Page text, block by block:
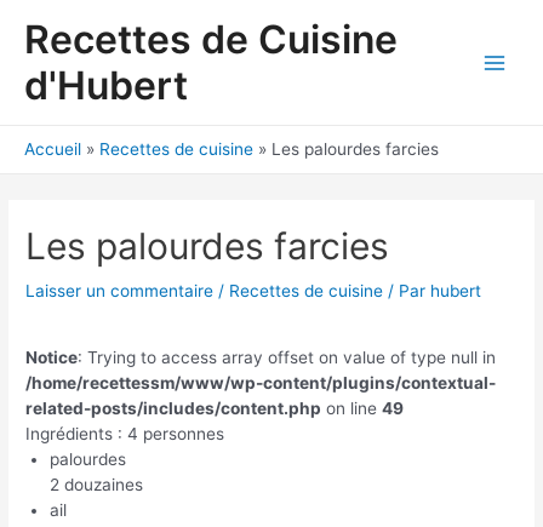
Recettes de Cuisine
d'Hubert
Accueil Recettes de cuisine Les palourdes farcies
Les palourdes farcies
Laisser un commentaire / Recettes de cuisine / Par hubert
Notice: Trying to access array offset on value of type null in
/home/recettessm/www/wp-content/plugins/contextual-
related-posts/includes/content.php on line49
Ingrédients : 4 personnes
palourdes
2 douzaines
ail